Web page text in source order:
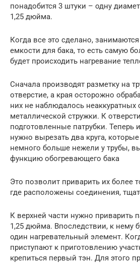
понадобится 3 штуки – одну
1,25 дюйма.
Когда все это сделано,
емкости для бака, то есть самую
будет происходить нагревание
Сначала производят разметку на
отверстие, а края осторожно
них не наблюдалось неаккуратных
металлической стружки. К
подготовленные патрубки. Теперь
нужно вырезать два круга,
немного больше нежели у трубы,
функцию обогревающего бака
Это позволит приварить их более
где расположены соединения,
К верхней части нужно приварить
1,25 дюйма. Впоследствии, к нему
один нагревательный элемент.
приступают к приготовлению
крепиться первый тэн. Для этого